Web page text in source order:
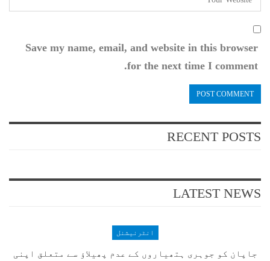
Save my name, email, and website in this browser
for the next time I comment.
RECENT POSTS
LATEST NEWS
انٹرنیشنل
جاپان کو جوہری ہتھیاروں کے عدم پھیلاؤ سے متعلق اپنی